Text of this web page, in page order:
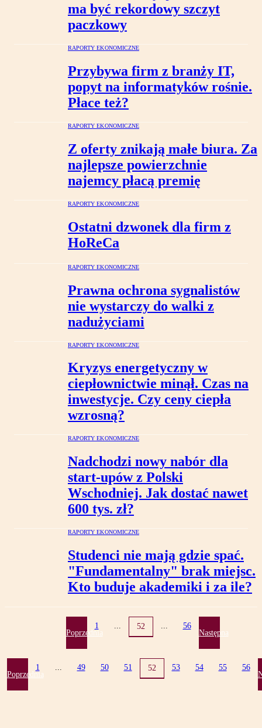
ma być rekordowy szczyt
paczkowy
RAPORTY EKONOMICZNE
Przybywa firm z branży IT,
popyt na informatyków rośnie.
Płace też?
RAPORTY EKONOMICZNE
Z oferty znikają małe biura. Za
najlepsze powierzchnie
najemcy płacą premię
RAPORTY EKONOMICZNE
Ostatni dzwonek dla firm z
HoReCa
RAPORTY EKONOMICZNE
Prawna ochrona sygnalistów
nie wystarczy do walki z
nadużyciami
RAPORTY EKONOMICZNE
Kryzys energetyczny w
ciepłownictwie minął. Czas na
inwestycje. Czy ceny ciepła
wzrosną?
RAPORTY EKONOMICZNE
Nadchodzi nowy nabór dla
start-upów z Polski
Wschodniej. Jak dostać nawet
600 tys. zł?
RAPORTY EKONOMICZNE
Studenci nie mają gdzie spać.
"Fundamentalny" brak miejsc.
Kto buduje akademiki i za ile?
Poprzednia
1 ... 52 ... 56
Następna
Poprzednia
1 ... 49 50 51 52 53 54 55 56